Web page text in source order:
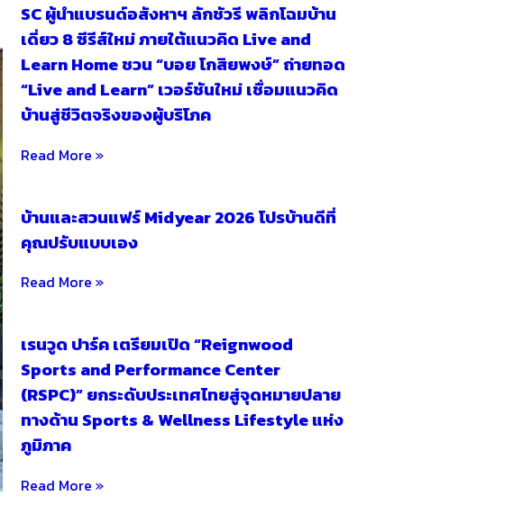
SC ผู้นำแบรนด์อสังหาฯ ลักชัวรี พลิกโฉมบ้าน
เดี่ยว 8 ซีรีส์ใหม่ ภายใต้แนวคิด Live and
Learn Home ชวน “บอย โกสิยพงษ์” ถ่ายทอด
“Live and Learn” เวอร์ชันใหม่ เชื่อมแนวคิด
บ้านสู่ชีวิตจริงของผู้บริโภค
Read More »
บ้านและสวนแฟร์ Midyear 2026 โปรบ้านดีที่
คุณปรับแบบเอง
Read More »
เรนวูด ปาร์ค เตรียมเปิด “Reignwood
Sports and Performance Center
(RSPC)” ยกระดับประเทศไทยสู่จุดหมายปลาย
ทางด้าน Sports & Wellness Lifestyle แห่ง
ภูมิภาค
Read More »